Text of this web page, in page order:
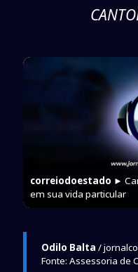
correiodoestado ►
em sua vida particular
Odilo Balta /
Fonte: Assessoria de